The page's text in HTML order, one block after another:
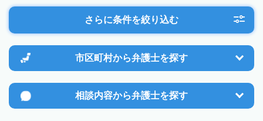
さらに条件を絞り込む
市区町村から弁護士を探す
相談内容から弁護士を探す